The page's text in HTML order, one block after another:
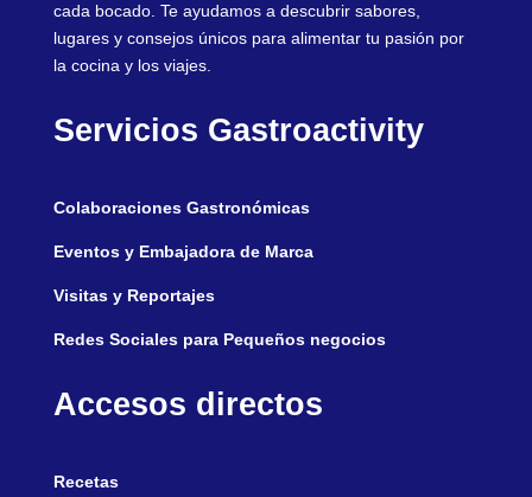
cada bocado. Te ayudamos a descubrir sabores,
lugares y consejos únicos para alimentar tu pasión por
la cocina y los viajes.
Servicios Gastroactivity
Colaboraciones Gastronómicas
Eventos y Embajadora de Marca
Visitas y Reportajes
Redes Sociales para Pequeños negocios
Accesos directos
Recetas